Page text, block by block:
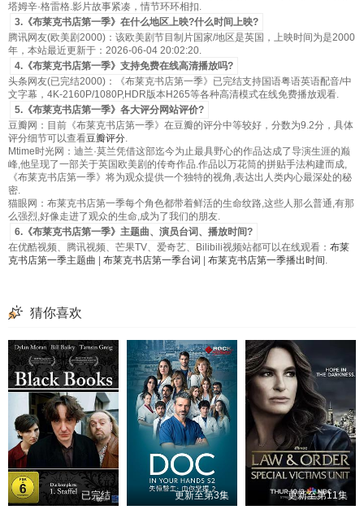
塔姆辛·格雷格.影片故事紧凑，情节环环相扣.
3.《布莱克书店第一季》在什么地区上映?什么时间上映?
腾讯网友(欧美剧2000)：该欧美剧节目制片国家/地区是英国，上映时间为是2000
年，本站最近更新于：2026-06-04 20:02:20.
4.《布莱克书店第一季》支持免费在线高清播放吗?
头条网友(已完结2000)：《布莱克书店第一季》已完结支持国语粤语英语配音/中
文字幕，4K-2160P/1080P,HDR版本H265等各种高清模式在线免费播放观看.
5.《布莱克书店第一季》各大评分网站评价?
豆瓣网：目前《布莱克书店第一季》在豆瓣的评分中等较好，分数为9.2分，具体
评分细节可以查看豆瓣评分.
Mtime时光网：迪兰·莫兰凭借这部迄今为止最具野心的作品达成了导演生涯的巅
峰,他呈现了一部关于英国欧美剧的传奇作品.作品以万花筒的拼贴手法构建而成,
《布莱克书店第一季》将为观众提供一个独特的视角,表达出人类内心最深处的秘
密.
猫眼网：布莱克书店第一季每个角色都带着鲜活的生命纹路,这些人那么普通,有那
么强烈,好像走进了观众的生命,成为了我们的朋友.
6.《布莱克书店第一季》主题曲、演员台词、播放时间?
在优酷视频、腾讯视频、芒果TV、爱奇艺、Bilibili视频站都可以在线观看： 布莱
克书店第一季主题曲
布莱克书店第一季台词 布莱克书店第一季播出时间 .
猜你喜欢
已完结 更新至第3集 更新至第11集